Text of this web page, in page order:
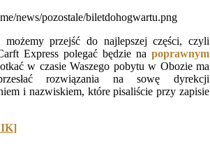
przejść do najlepszej części, czyli
Express polegać będzie na poprawnym
w czasie Waszego pobytu w Obozie ma
rozwiązania na sowę dyrekcji
i nazwiskiem, które pisaliście przy zapisie
]